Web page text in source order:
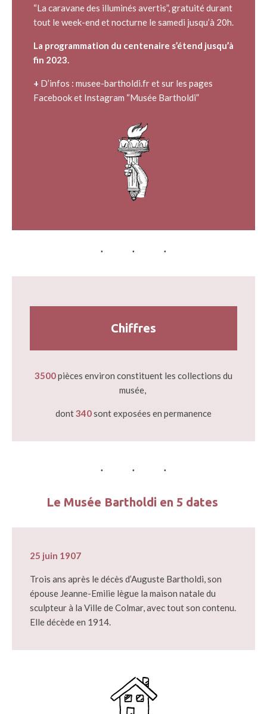
“La caravane des illuminés avertis”, gratuité durant
tout le week-end et nocturne le samedi jusqu’à 20h.
La programmation du centenaire s’étend jusqu’à
fin 2023.
+ D’infos : musee-bartholdi.fret sur les pages
Facebook et Instagram “Musée Bartholdi”
Chiffres
3500pièces environ constituent les collections du
musée,
dont340sont exposées en permanence
Le Musée Bartholdi en 5 dates
25 juin 1907
Trois ans après le décès d’Auguste Bartholdi, son
épouse Jeanne-Emilie lègue la maison natale du
sculpteur à la Ville de Colmar, avec tout son contenu.
Elle décède en 1914.